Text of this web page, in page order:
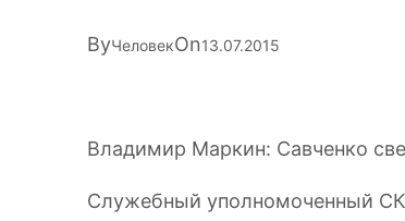
ByЧеловекOn13.07.2015
Владимир Маркин: Савченко
Служебный уполномоченный